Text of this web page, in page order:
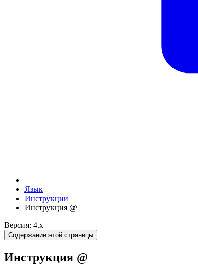
Язык
Инструкции
Инструкция @
Версия: 4.x
Содержание этой страницы
Инструкция @